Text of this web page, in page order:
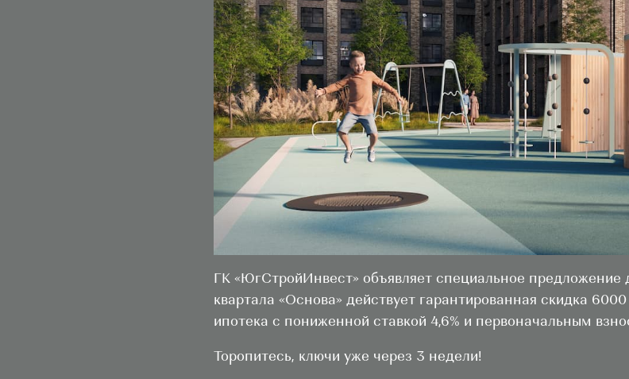
ГК «ЮгСтройИнвест» объявляет специальное предложение
квартала «Основа» действует гарантированная скидка
ипотека с пониженной ставкой 4,6% и первоначальным
Торопитесь, ключи уже через 3 недели!